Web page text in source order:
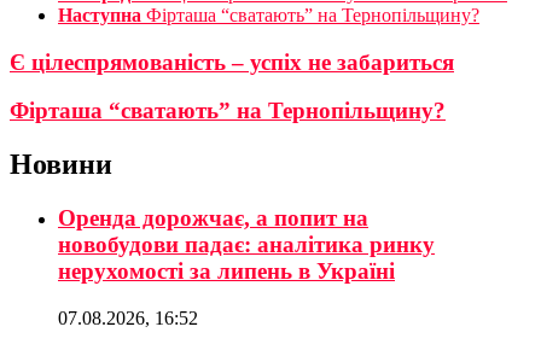
Наступна Фірташа “сватають” на Тернопільщину?
Є цілеспрямованість – успіх не забариться
Фірташа “сватають” на Тернопільщину?
Новини
Оренда дорожчає, а попит на
новобудови падає: аналітика ринку
нерухомості за липень в Україні
07.08.2026, 16:52